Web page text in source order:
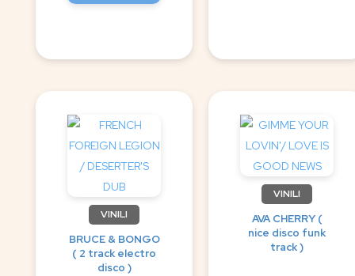
VINILI
BRUCE & BONGO
( 2 track electro
disco )
VINILI
AVA CHERRY (
nice disco funk
track )